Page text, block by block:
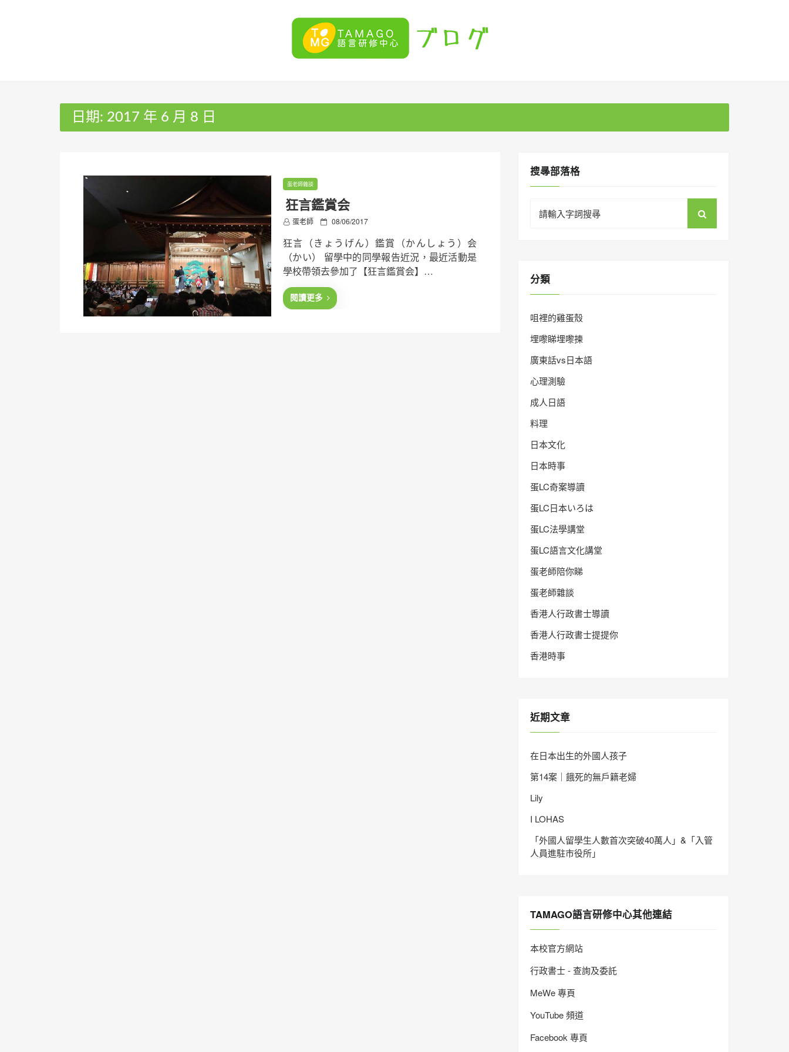
日期: 2017 年 6 月 8 日
蛋老師雜談
狂言鑑賞会
蛋老師
P
s
t
e
d
n
08/06/2017
狂言（きょうげん）鑑賞（かんしょう）会
（かい） 留學中的同學報告近況，最近活動是
學校帶領去參加了【狂言鑑賞会】…
閱讀更多
搜㝷部落格
for:
分類
咀裡的雞蛋殼
埋嚟睇埋嚟揀
廣東話vs日本語
心理測驗
成人日語
料理
日本文化
日本時事
蛋LC奇案導讀
蛋LC日本いろは
蛋LC法學講堂
蛋LC語言文化講堂
蛋老師陪你睇
蛋老師雜談
香港人行政書士導讀
香港人行政書士提提你
香港時事
近期文章
在日本出生的外國人孩子
第14案｜餓死的無戶籍老婦
Lily
I LOHAS
「外國人留學生人數首次突破40萬人」&「入管
人員進駐市役所」
TAMAGO語言研修中心其他連結
本校官方網站
行政書士 - 查詢及委託
MeWe 專頁
YouTube 頻道
Facebook 專頁